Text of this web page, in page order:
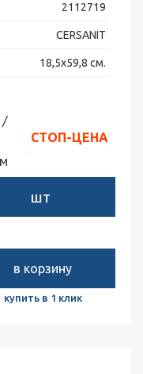
2112719
CERSANIT
18,5х59,8 см.
/
СТОП-ЦЕНА
шт
в корзину
купить в 1 клик